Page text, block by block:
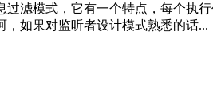
滤模式，它有一个特点，每个执
，如果对监听者设计模式熟悉的话...